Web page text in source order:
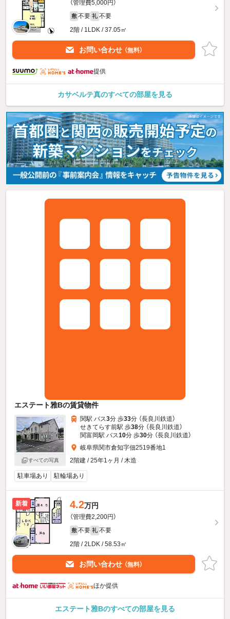
（管理費5,000円）
敷 不要 礼 不要
2階 / 1LDK / 37.05㎡
お問い合わせ （無料）
提供
カサベルテ真のすべての部屋を見る
エステート雅Bの賃貸物件
すべての写真
関駅 バス3分 歩33分 （長良川鉄道）
せきてらす前駅 歩38分 （長良川鉄道）
関富岡駅 バス10分 歩30分 （長良川鉄道）
岐阜県関市倉知字佃2519番地1
2階建 / 25年1ヶ月 / 木造
駐車場あり 駐輪場あり
新着 4.2万円
（管理費2,200円）
敷 不要 礼 不要
2階 / 2LDK / 58.53㎡
お問い合わせ （無料）
ほか提供
エステート雅Bのすべての部屋を見る